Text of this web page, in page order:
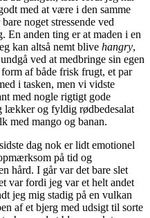
med at være i den samme
noget stressende ved
En anden ting er at maden i en
kan altså nemt blive hangry,
ved at medbringe sin egen
af både frisk frugt, et par
i tasken, men vi vidste
med nogle rigtigt gode
lækker og fyldig rødbedesalat
med mango og banan.
dag nok er lidt emotionel
på tid og
hård. I går var det bare slet
var fordi jeg var et helt andet
jeg mig stadig på en vulkan
af et bjerg med udsigt til sorte